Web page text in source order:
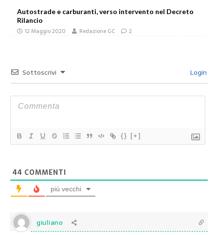
Autostrade e carburanti, verso intervento nel Decreto
Rilancio
12 Maggio 2020 Redazione GC 2
Sottoscrivi Login
{} [+]
44 COMMENTI
più vecchi
giuliano